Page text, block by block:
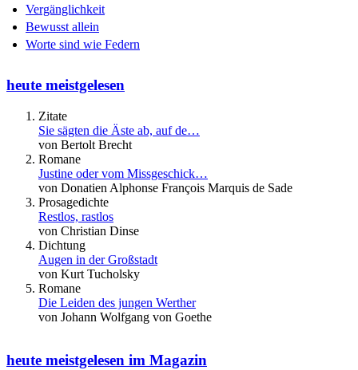
Vergänglichkeit
Bewusst allein
Worte sind wie Federn
heute meistgelesen
Zitate
Sie sägten die Äste ab, auf de…
von Bertolt Brecht
Romane
Justine oder vom Missgeschick…
von Donatien Alphonse François Marquis de Sade
Prosagedichte
Restlos, rastlos
von Christian Dinse
Dichtung
Augen in der Großstadt
von Kurt Tucholsky
Romane
Die Leiden des jungen Werther
von Johann Wolfgang von Goethe
heute meistgelesen im Magazin